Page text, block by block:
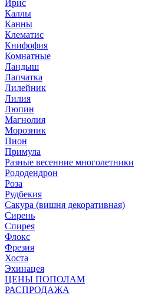
Ирис
Каллы
Канны
Клематис
Книфофия
Комнатные
Ландыш
Лапчатка
Лилейник
Лилия
Люпин
Магнолия
Морозник
Пион
Примула
Разные весенние многолетники
Рододендрон
Роза
Рудбекия
Сакура (вишня декоративная)
Сирень
Спирея
Флокс
Фрезия
Хоста
Эхинацея
ЦЕНЫ ПОПОЛАМ
РАСПРОДАЖА